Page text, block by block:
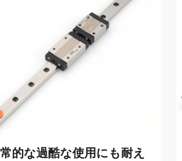
常的な過酷な使用にも耐え